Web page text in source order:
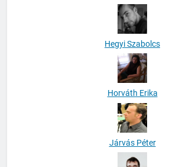
Hegyi Szabolcs
Horváth Erika
Járvás Péter